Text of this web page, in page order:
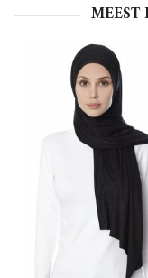
MEEST